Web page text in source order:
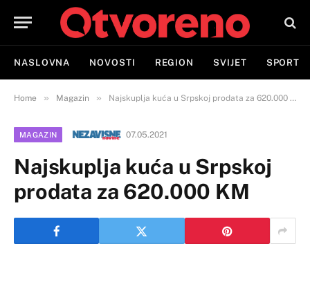
NASLOVNA NOVOSTI REGION SVIJET SPORT
Home » Magazin » Najskuplja kuća u Srpskoj prodata za 620.000 KM
MAGAZIN 07.05.2021
Najskuplja kuća u Srpskoj
prodata za 620.000 KM